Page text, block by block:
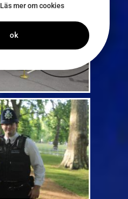
Läs mer om cookies
ok